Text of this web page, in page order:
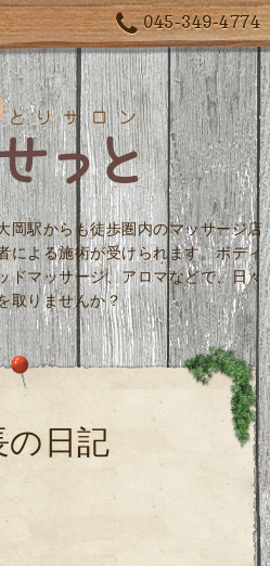
045-349-4774
岡駅からも徒歩圏内のマッサージ店
による施術が受けられます。ボディ
ドマッサージ、アロマなどで、日々
取りませんか？
日記